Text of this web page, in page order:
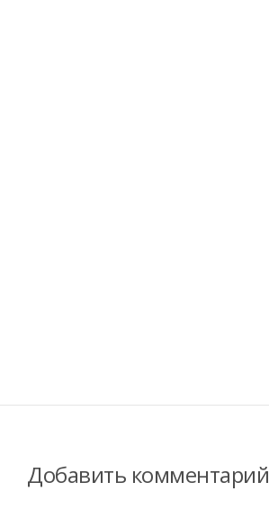
Добавить комментарий